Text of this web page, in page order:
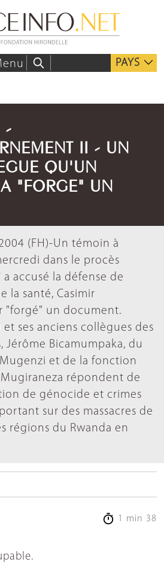
PAYS
-
II - UN
QU'UN
A "FORGE" UN
(FH)-Un témoin à
dans le procès
accusé la défense de
la santé, Casimir
"forgé" un document.
ses anciens collègues des
Jérôme Bicamumpaka, du
et de la fonction
répondent de
de génocide et crimes
sur des massacres de
régions du Rwanda en
1 min 38